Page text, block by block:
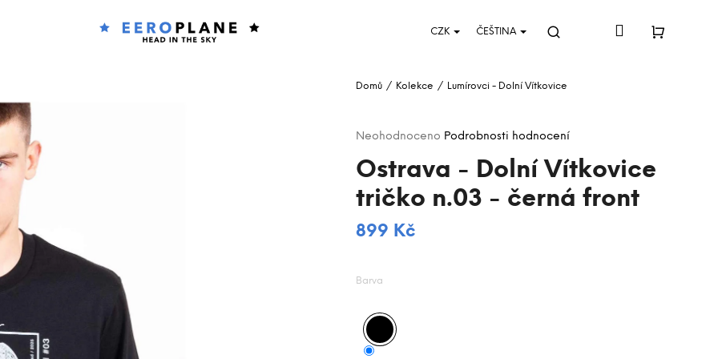
CZK ČEŠTINA Přihlášení
Průměrné
produktu
0,0
5
Neohodnoceno Podrobnosti hodnocení
Ostrava - Dolní Vítkovice
tričko n.03 - černá front
Barva
899 Kč
Domů / Kolekce / Lumírovci - Dolní Vítkovice